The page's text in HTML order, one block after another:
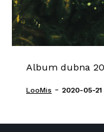
Album dubna
LooMis - 2020-05-21